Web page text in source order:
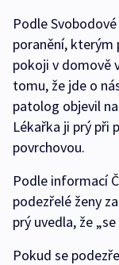
Podle
poranění, kterým
pokoji v domově
tomu, že jde o
patolog objevil
Lékařka ji prý při
povrchovou.
Podle informací
podezřelé ženy
prý uvedla, že
Pokud se